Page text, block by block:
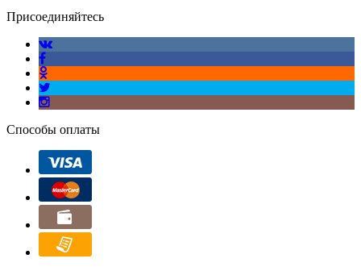
Присоединяйтесь
Способы оплаты